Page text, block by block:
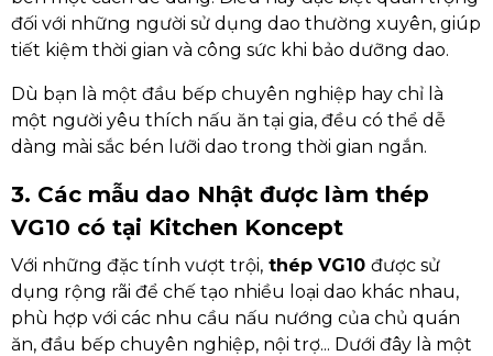
đối với những người sử dụng dao thường xuyên, giúp
tiết kiệm thời gian và công sức khi bảo dưỡng dao.
Dù bạn là một đầu bếp chuyên nghiệp hay chỉ là
một người yêu thích nấu ăn tại gia, đều có thể dễ
dàng mài sắc bén lưỡi dao trong thời gian ngắn.
3. Các mẫu dao Nhật được làm thép
VG10 có tại Kitchen Koncept
Với những đặc tính vượt trội, thép VG10 được sử
dụng rộng rãi để chế tạo nhiều loại dao khác nhau,
phù hợp với các nhu cầu nấu nướng của chủ quán
ăn, đầu bếp chuyên nghiệp, nội trợ... Dưới đây là một